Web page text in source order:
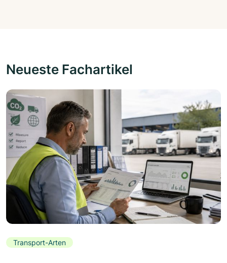
Neueste Fachartikel
Transport-Arten